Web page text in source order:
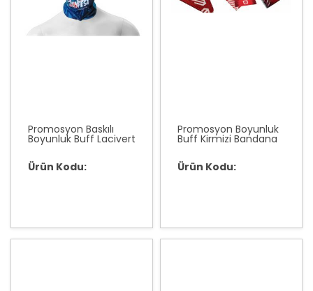
Promosyon Baskılı
Boyunluk Buff Lacivert
Ürün Kodu:
Promosyon Boyunluk
Buff Kirmizi Bandana
Ürün Kodu: